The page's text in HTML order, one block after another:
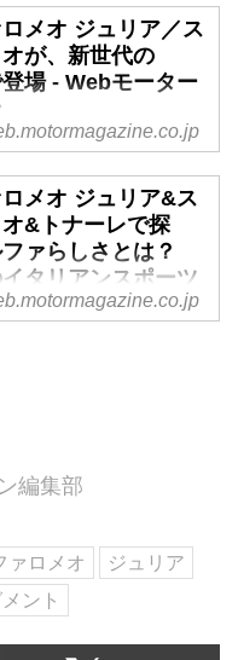
メオ ジュリア／ス
が、新世代の
登場 - Webモーター
29日、ステランティス
アルファロメオのスポ
ン「Giulia（ジュリ
「Stelvio（ステルヴ
フェイスリフトし、6
全国のアルファ ロメオ
ラーにて販売開始する
メオ ジュリア&ス
&トナーレで探
ァらしさとは？
イタリアンスポーツ
スト」 - Webモータ
わからせる。創立113
年12月号より）
編集部
ァロメオ
ジュリア
ント